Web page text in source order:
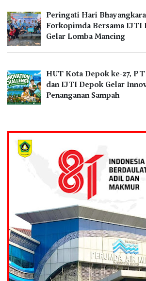
Peringati Hari
Forkopimda Bersama IJTI
Gelar Lomba Mancing
HUT Kota Depok ke-27,
dan IJTI Depok Gelar
Penanganan Sampah